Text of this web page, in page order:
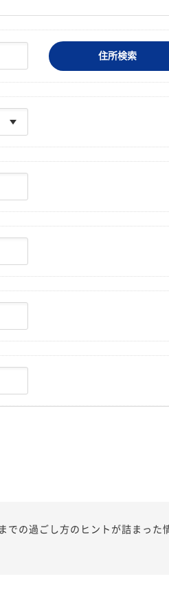
住所検索
での過ごし方のヒントが詰まった